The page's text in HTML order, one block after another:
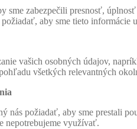
sme zabezpečili presnosť,
požiadať, aby sme tieto
vašich osobných údajov,
všetkých relevantných
nás požiadať, aby sme prestali
nepotrebujeme využívať.